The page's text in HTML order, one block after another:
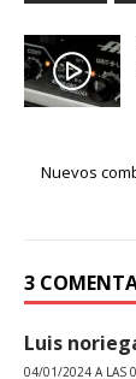
Nuevos
3
Luis
04/01/2024 A LAS